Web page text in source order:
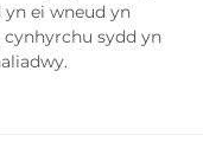
ei wneud yn
sydd yn